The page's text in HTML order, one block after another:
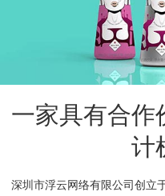
一家具有合作
计
深圳市浮云网络有限公司创立